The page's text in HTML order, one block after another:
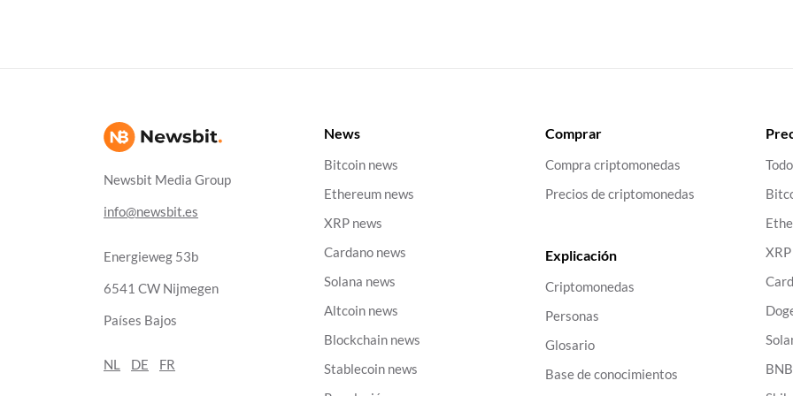
Newsbit Media Group
info@newsbit.es
Energieweg 53b
6541 CW Nijmegen
Países Bajos
NL DE FR
News
Bitcoin news
Ethereum news
XRP news
Cardano news
Solana news
Altcoin news
Blockchain news
Stablecoin news
Comprar
Compra criptomonedas
Precios de criptomonedas
Explicación
Criptomonedas
Personas
Glosario
Base de conocimientos
XRP
BNB